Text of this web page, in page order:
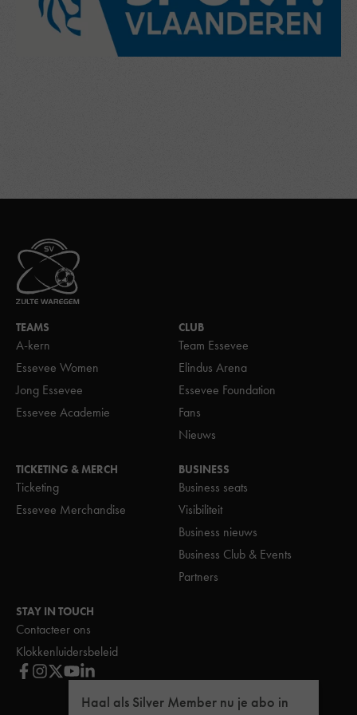
Haal als Silver Member nu je abo in
TEAMS
A-kern
Essevee Women
Jong Essevee
Essevee Academie
CLUB
Team Essevee
Elindus Arena
Essevee Foundation
Fans
Nieuws
TICKETING & MERCH
Ticketing
Essevee Merchandise
BUSINESS
Business seats
Visibiliteit
Business nieuws
Business Club & Events
Partners
STAY IN TOUCH
Contacteer ons
Klokkenluidersbeleid